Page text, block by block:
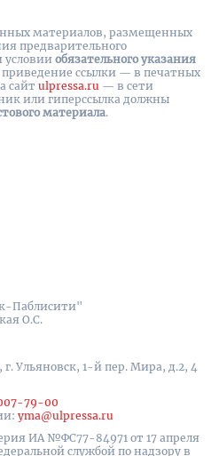
Паблисити"
О.С.
г. Ульяновск, 1-й пер. Мира, д.2, 4
79-00
yma@ulpressa.ru
ИА №ФС77-84971 от 17 апреля
службой по надзору в
материалов, размещенных
предварительного
обязательного указания
приведение ссылки — в печатных
cайт ulpressa.ru — в сети
или гиперссылка должны
материала.